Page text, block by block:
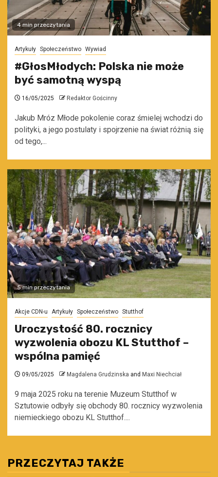
4 min przeczytania
Artykuły Społeczeństwo Wywiad
#GłosMłodych: Polska nie może
być samotną wyspą
16/05/2025 Redaktor Gościnny
Jakub Mróz Młode pokolenie coraz śmielej wchodzi do
polityki, a jego postulaty i spojrzenie na świat różnią się
od tego,...
5 min przeczytania
Akcje CDN-u Artykuły Społeczeństwo Stutthof
Uroczystość 80. rocznicy
wyzwolenia obozu KL Stutthof –
wspólna pamięć
09/05/2025 Magdalena Grudzinska and Maxi Niechciał
9 maja 2025 roku na terenie Muzeum Stutthof w
Sztutowie odbyły się obchody 80. rocznicy wyzwolenia
niemieckiego obozu KL Stutthof....
PRZECZYTAJ TAKŻE